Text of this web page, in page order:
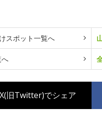
スポット一覧へ
X(旧Twitter)でシェア